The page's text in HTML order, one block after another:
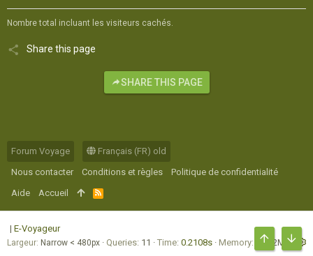
Nombre total incluant les visiteurs cachés.
Share this page
SHARE THIS PAGE
Forum Voyage
Français (FR) old
Nous contacter
Conditions et règles
Politique de confidentialité
Aide
Accueil
R
S
S
| E-Voyageur
Largeur Queries 11 Time 0.2108s Memory 16.62MB
HAUT BAS